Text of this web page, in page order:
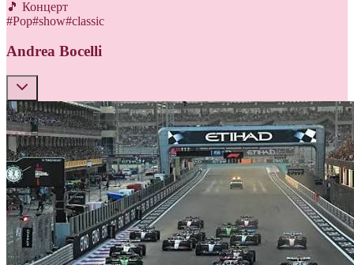
🎵 Концерт
#Pop#show#classic
Andrea Bocelli